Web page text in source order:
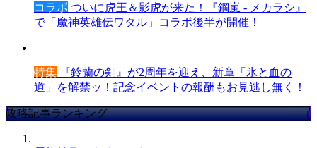
コラボ ついに虎王＆影虎が来た！『鋼嵐 - メカラシ』
で「魔神英雄伝ワタル」コラボ後半が開催！
特集 『鈴蘭の剣』が2周年を迎え、新章「氷と血の
道」を解禁ッ！記念イベントの報酬もお見逃し無く！
攻略記事ランキング